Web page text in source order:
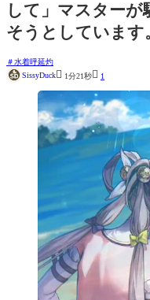
して」マスターが
そうとしていま
水着呼延灼
SissyDuck 1分21秒 1